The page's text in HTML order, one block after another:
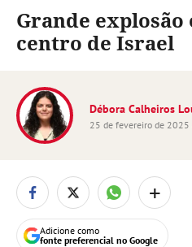
Grande
centro de Israel
Débora Calheiros
25 de fevereiro de 2025
+
Adicione como
fonte preferencial no Google